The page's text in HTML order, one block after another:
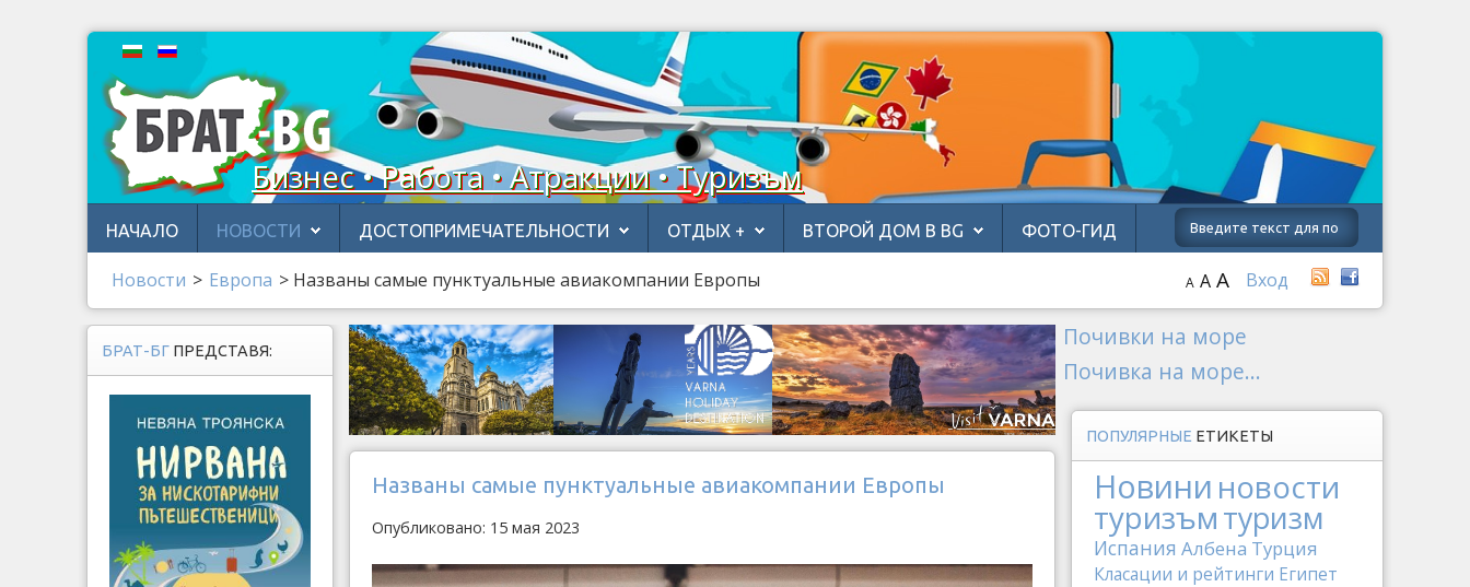
Бизнес • Работа • Атракции • Туризъм
НАЧАЛО НОВОСТИ ДОСТОПРИМЕЧАТЕЛЬНОСТИ ОТДЫХ + ВТОРОЙ ДОМ В BG ФОТО-ГИД
Новости > Европа > Названы самые пунктуальные авиакомпании Европы Вход
A A A
Названы самые пунктуальные авиакомпании Европы
Опубликовано: 15 мая 2023
БРАТ-БГ ПРЕДСТАВЯ:
Почивки на море
Почивка на море...
ПОПУЛЯРНЫЕ ЕТИКЕТЫ
Новини новости
туризъмтуризм
Испания Албена Турция
Класации и рейтинги Египет